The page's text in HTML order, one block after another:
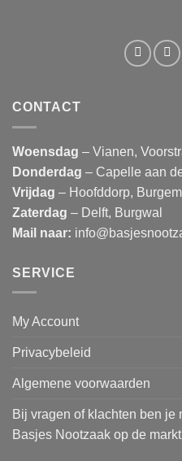
CONTACT
Woensdag – Vianen,
Donderdag – Capelle aan
Vrijdag – Hoofddorp,
Zaterdag – Delft, Burgwal
Mail naar:
SERVICE
My Account
Privacybeleid
Algemene voorwaarden
Bij vragen of klachten ben
Basjes Nootzaak op de